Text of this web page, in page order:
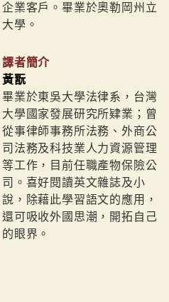
企業客戶。畢業於奧勒岡州立
大學。
譯者簡介
黃翫
畢業於東吳大學法律系，台灣
大學國家發展研究所肄業；曾
從事律師事務所法務、外商公
司法務及科技業人力資源管理
等工作，目前任職產物保險公
司。喜好閱讀英文雜誌及小
說，除藉此學習語文的應用，
還可吸收外國思潮，開拓自己
的眼界。